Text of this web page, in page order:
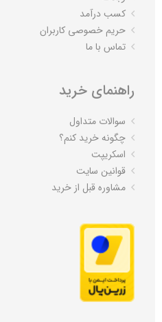
کسب درآمد
حریم خصوصی کاربران
تماس با ما
راهنمای خرید
سوالات متداول
چگونه خرید کنم؟
اسکریپت
قوانین سایت
مشاوره قبل از خرید